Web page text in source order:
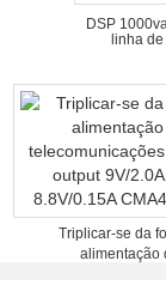
DSP
linha
Triplicar-se da
alimentação